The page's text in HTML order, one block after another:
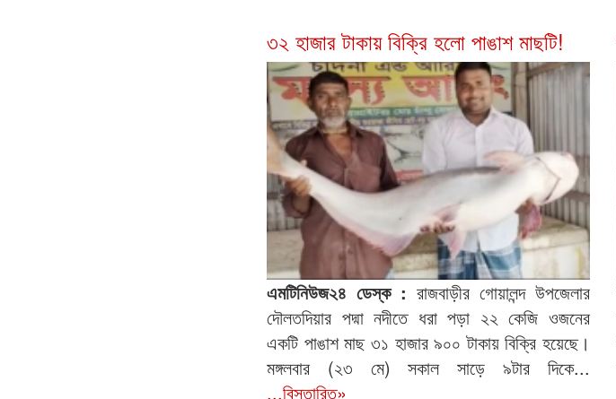
৩২ হাজার টাকায় বিক্রি হলো পাঙাশ মাছটি!
এমটিনিউজ২৪ ডেস্ক : রাজবাড়ীর গোয়ালন্দ উপজেলার
দৌলতদিয়ার পদ্মা নদীতে ধরা পড়া ২২ কেজি ওজনের
একটি পাঙাশ মাছ ৩১ হাজার ৯০০ টাকায় বিক্রি হয়েছে।
মঙ্গলবার (২৩ মে) সকাল সাড়ে ৯টার দিকে...
...বিস্তারিত»